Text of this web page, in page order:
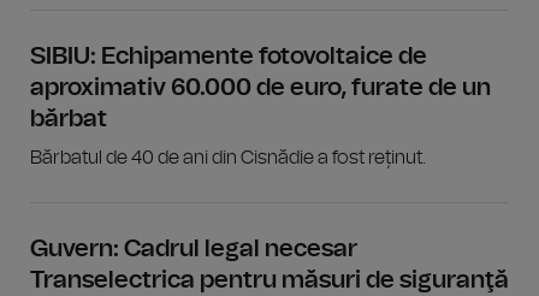
SIBIU: Echipamente fotovoltaice de
aproximativ 60.000 de euro, furate de un
bărbat
Bărbatul de 40 de ani din Cisnădie a fost reținut.
Guvern: Cadrul legal necesar
Transelectrica pentru măsuri de siguranţă